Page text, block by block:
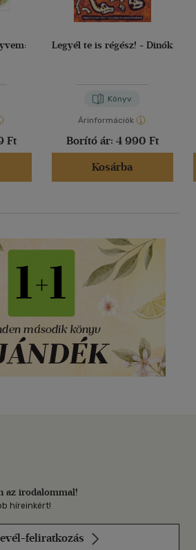
Ft
Legyél te is régész! - Dinók
Könyv
Árinformációk
Borító ár: 4 990 Ft
Kosárba
az irodalommal!
híreinkért!
feliratkozás